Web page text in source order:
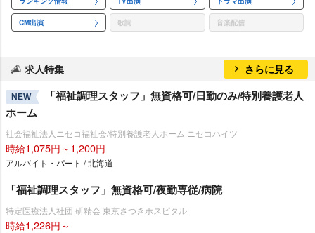
CM出演 歌詞 音楽配信
求人特集 さらに見る
NEW
「福祉調理スタッフ」無資格可/日勤のみ/特別養護老人
ホーム
社会福祉法人ニセコ福祉会/特別養護老人ホーム ニセコハイツ
時給1,075円～1,200円
アルバイト・パート / 北海道
「福祉調理スタッフ」無資格可/夜勤専従/病院
特定医療法人社団 研精会 東京さつきホスピタル
時給1,226円～